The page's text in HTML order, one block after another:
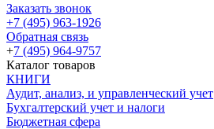
Заказать звонок
+7 (495) 963-1926
Обратная связь
+7 (495) 964-9757
Каталог товаров
КНИГИ
Аудит, анализ, и управленческий учет
Бухгалтерский учет и налоги
Бюджетная сфера